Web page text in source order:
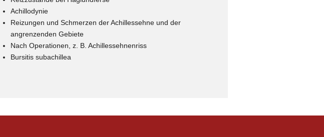
Achillodynie
Reizungen und Schmerzen der Achillessehne und der
angrenzenden Gebiete
Nach Operationen, z. B. Achillessehnenriss
Bursitis subachillea